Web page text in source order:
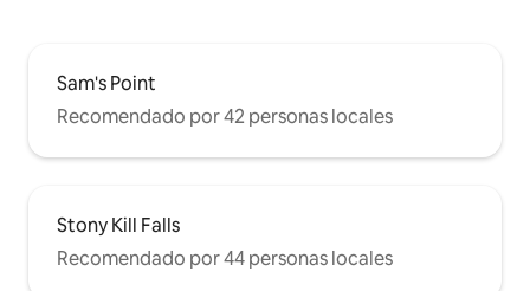
Sam's Point
Recomendado por 42 personas locales
Stony Kill Falls
Recomendado por 44 personas locales